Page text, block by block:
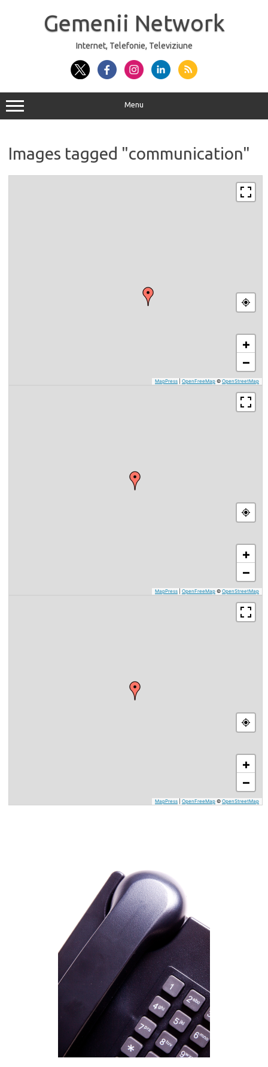
Gemenii Network
Internet, Telefonie, Televiziune
Menu
Images tagged "communication"
+
−
MapPress OpenFreeMap © OpenStreetMap
+
−
MapPress OpenFreeMap © OpenStreetMap
+
−
MapPress OpenFreeMap © OpenStreetMap